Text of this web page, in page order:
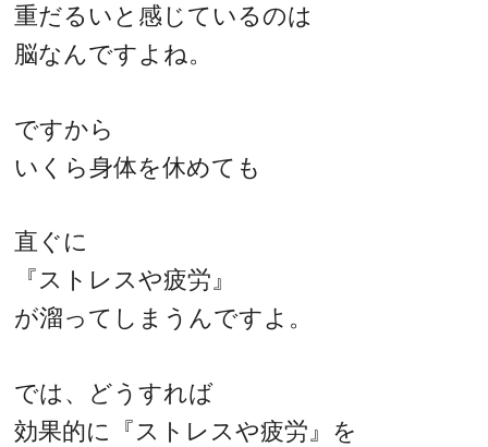
重だるいと感じているのは
脳なんですよね。
ですから
いくら身体を休めても
直ぐに
『ストレスや疲労』
が溜ってしまうんですよ。
では、どうすれば
効果的に『ストレスや疲労』を